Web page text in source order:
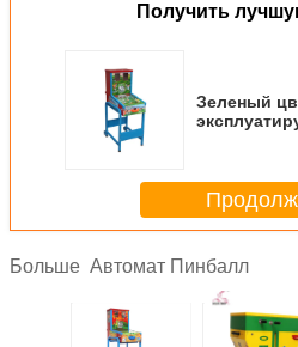
Получить
Зеленый
шарика
Больше Автомат Пинбалл